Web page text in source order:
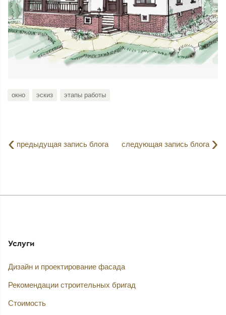
окно эскиз этапы работы
‹ предыдущая запись блога следующая запись блога ›
Услуги
Дизайн и проектирование фасада
Рекомендации строительных бригад
Стоимость